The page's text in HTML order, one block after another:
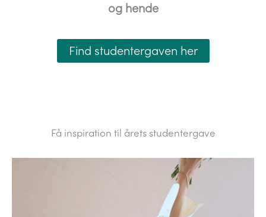
og hende
Find studentergaven her
Få inspiration til årets studentergave